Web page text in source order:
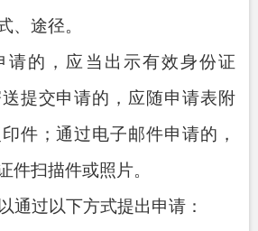
、途径。
请的，应当出示有效身份证
提交申请的，应随申请表附
件；通过电子邮件申请的，
件扫描件或照片。
通过以下方式提出申请：